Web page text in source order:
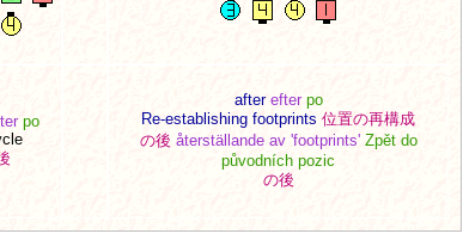
po
after efter po
Re-establishing footprints 位置の再構成
の後 återställande av 'footprints' Zpět do
původních pozic
の後